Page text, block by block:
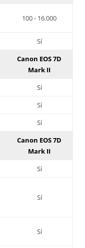
100 - 16.000
Sí
Canon EOS 7D
Mark II
Sí
Sí
Sí
Canon EOS 7D
Mark II
Sí
Sí
Sí